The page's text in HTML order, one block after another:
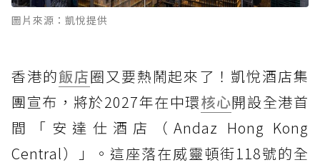
圖片來源：凱悅提供
香港的飯店圈又要熱鬧起來了！凱悅酒店集
團宣布，將於2027年在中環核心開設全港首
間「安達仕酒店（Andaz Hong Kong
Central）」。這座落在威靈頓街118號的全